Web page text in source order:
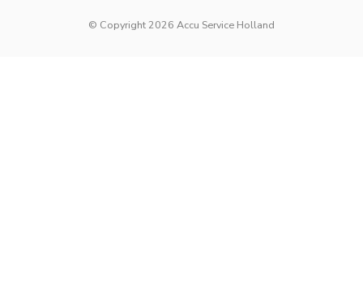
© Copyright 2026 Accu Service Holland